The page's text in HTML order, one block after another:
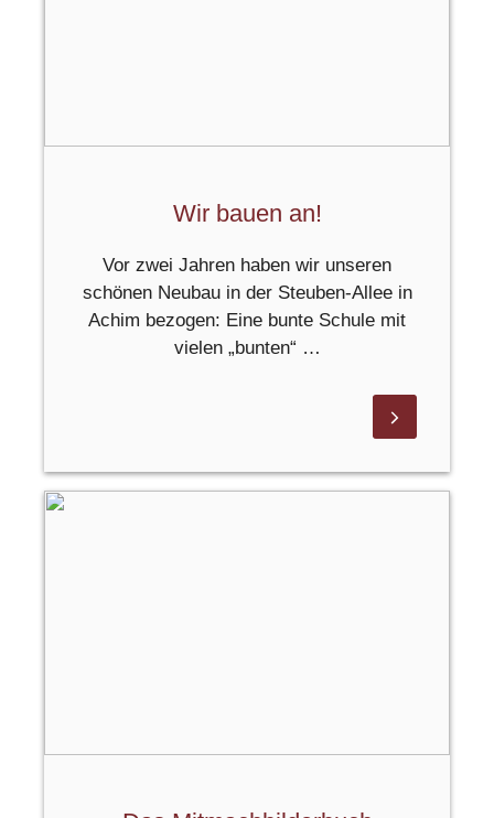
Wir bauen an!
Vor zwei Jahren haben wir unseren
schönen Neubau in der Steuben-Allee in
Achim bezogen: Eine bunte Schule mit
vielen „bunten“ …